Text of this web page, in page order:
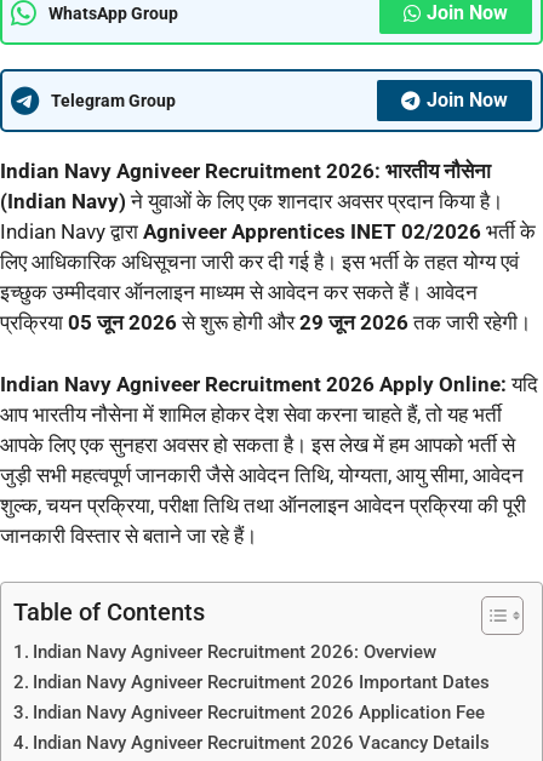
WhatsApp Group Join Now
Telegram Group Join Now
Indian Navy Agniveer Recruitment 2026: भारतीय नौसेना
(Indian Navy)ने युवाओं के लिए एक शानदार अवसर प्रदान किया है।
Indian Navy द्वारा Agniveer Apprentices INET 02/2026 भर्ती के
लिए आधिकारिक अधिसूचना जारी कर दी गई है। इस भर्ती के तहत योग्य एवं
इच्छुक उम्मीदवार ऑनलाइन माध्यम से आवेदन कर सकते हैं। आवेदन
प्रक्रिया 05 जून 2026से शुरू होगी और29 जून 2026तक जारी रहेगी।
Indian Navy Agniveer Recruitment 2026 Apply Online: यदि
आप भारतीय नौसेना में शामिल होकर देश सेवा करना चाहते हैं, तो यह भर्ती
आपके लिए एक सुनहरा अवसर हो सकता है। इस लेख में हम आपको भर्ती से
जुड़ी सभी महत्वपूर्ण जानकारी जैसे आवेदन तिथि, योग्यता, आयु सीमा, आवेदन
शुल्क, चयन प्रक्रिया, परीक्षा तिथि तथा ऑनलाइन आवेदन प्रक्रिया की पूरी
जानकारी विस्तार से बताने जा रहे हैं।
Table of Contents
Indian Navy Agniveer Recruitment 2026: Overview
Indian Navy Agniveer Recruitment 2026 Important Dates
Indian Navy Agniveer Recruitment 2026 Application Fee
Indian Navy Agniveer Recruitment 2026 Vacancy Details